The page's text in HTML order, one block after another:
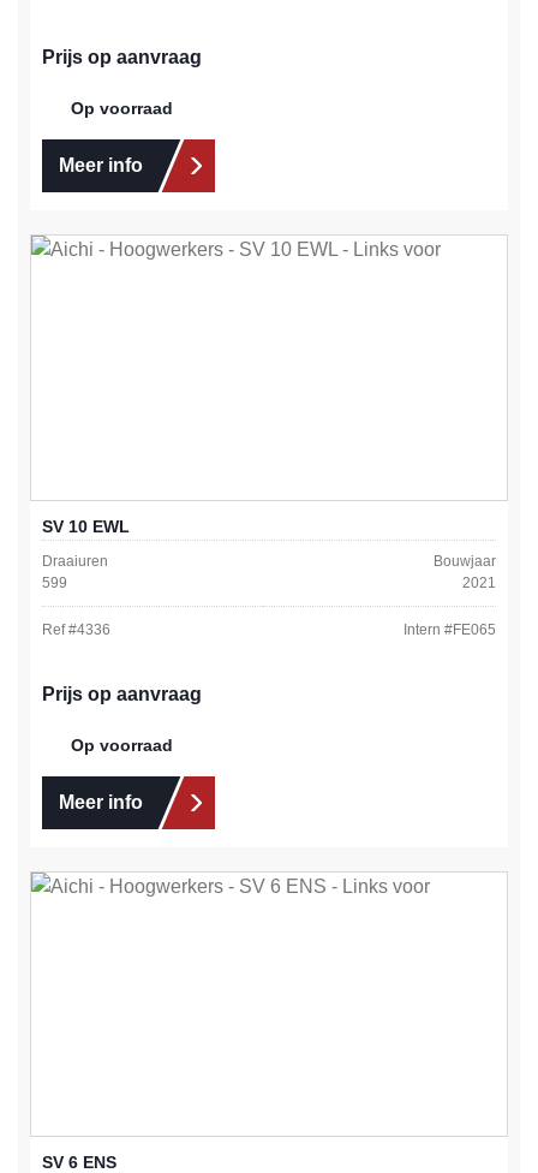
Prijs op aanvraag
Op voorraad
Meer info
SV 10 EWL
Draaiuren
599
Bouwjaar
2021
Ref #4336 Intern #FE065
Prijs op aanvraag
Op voorraad
Meer info
SV 6 ENS